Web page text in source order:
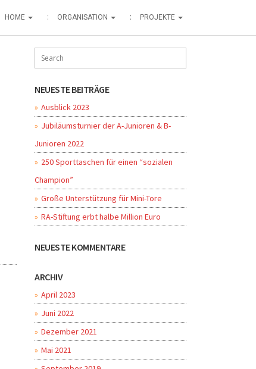
HOME ORGANISATION PROJEKTE
NEUESTE BEITRÄGE
Ausblick 2023
Jubiläumsturnier der A-Junioren & B-
Junioren 2022
250 Sporttaschen für einen “sozialen
Champion”
Große Unterstützung für Mini-Tore
RA-Stiftung erbt halbe Million Euro
NEUESTE KOMMENTARE
ARCHIV
April 2023
Juni 2022
Dezember 2021
Mai 2021